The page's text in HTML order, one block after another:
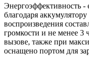
Энергоэффективность -
благодаря
воспроизведения
громкости и не менее 3
вызове, также при
оснащено портом для